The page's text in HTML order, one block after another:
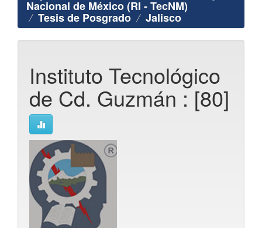
Nacional de México (RI - TecNM)
Tesis de Posgrado Jalisco
Instituto Tecnológico
de Cd. Guzmán : [80]